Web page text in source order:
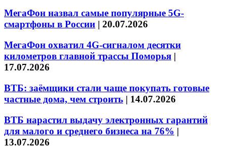
МегаФон назвал самые популярные 5G-
смартфоны в России | 20.07.2026
МегаФон охватил 4G-сигналом десятки
километров главной трассы Поморья |
17.07.2026
ВТБ: заёмщики стали чаще покупать готовые
частные дома, чем строить | 14.07.2026
ВТБ нарастил выдачу электронных гарантий
для малого и среднего бизнеса на 76% |
13.07.2026